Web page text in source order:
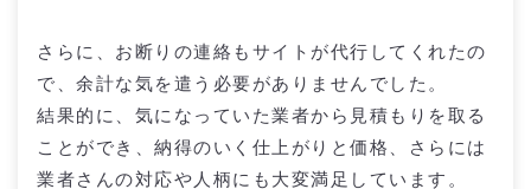
さらに、お断りの連絡もサイトが代行してくれたの
で、余計な気を遣う必要がありませんでした。
結果的に、気になっていた業者から見積もりを取る
ことができ、納得のいく仕上がりと価格、さらには
業者さんの対応や人柄にも大変満足しています。